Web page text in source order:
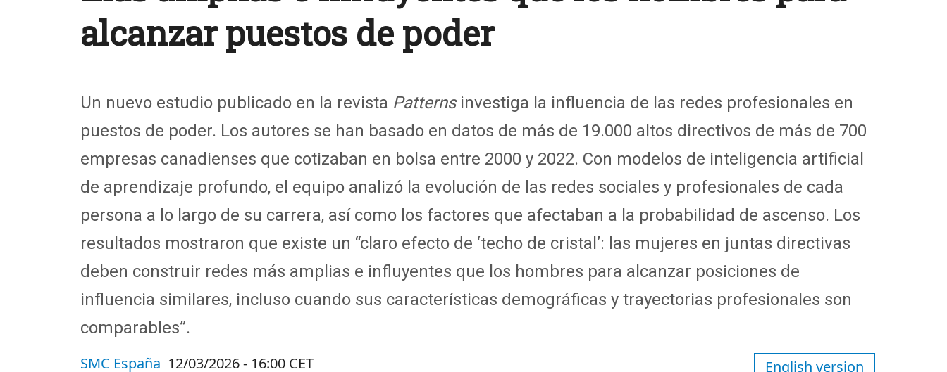
alcanzar puestos de poder
Un nuevo estudio publicado en la revista Patterns investiga l a influencia de las redes profesionales en
puestos de poder. Los autores se han basado en datos de más de 19.000 altos directivos de más de 700
empresas canadienses que cotizaban en bolsa entre 2000 y 2022. Con modelos de inteligencia artificial
de aprendizaje profundo, el equipo analizó la evolución de las redes sociales y profesionales de cada
persona a lo largo de su carrera, así como los factores que afectaban a la probabilidad de ascenso. Los
resultados mostraron que existe un “claro efecto de ‘techo de cristal’: las mujeres en juntas directivas
deben construir redes más amplias e influyentes que los hombres para alcanzar posiciones de
influencia similares, incluso cuando sus características demográficas y trayectorias profesionales son
comparables”.
SMC España 12/03/2026 - 16:00 CET English version